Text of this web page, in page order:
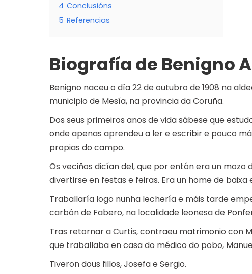
4 Conclusións
5 Referencias
Biografía de Benigno
Benigno naceu o día 22 de outubro de 1908 na
municipio de Mesía, na provincia da Coruña.
Dos seus primeiros anos de vida sábese que
onde apenas aprendeu a ler e escribir e pouco
propias do campo.
Os veciños dicían del, que por entón era un
divertirse en festas e feiras. Era un home de
Traballaría logo nunha lechería e máis tarde
carbón de Fabero, na localidade leonesa de
Tras retornar a Curtis, contraeu matrimonio con
que traballaba en casa do médico do pobo,
Tiveron dous fillos, Josefa e Sergio.